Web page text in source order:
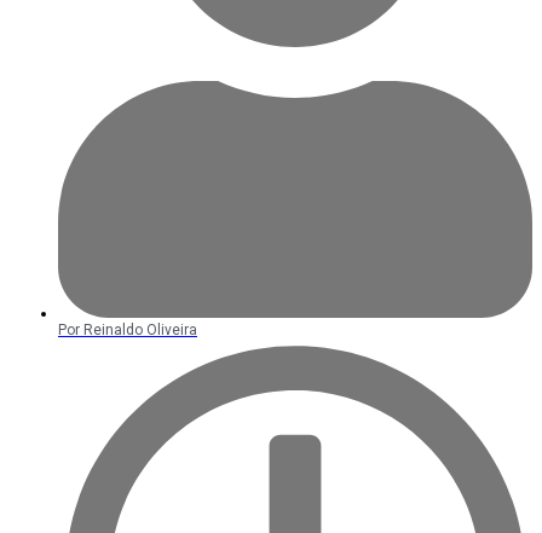
Por Reinaldo Oliveira